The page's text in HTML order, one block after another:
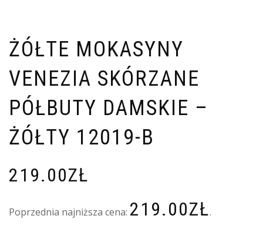
ŻÓŁTE MOKASYNY
VENEZIA SKÓRZANE
PÓŁBUTY DAMSKIE –
ŻÓŁTY 12019-B
219.00ZŁ
Poprzednia najniższa cena: 219.00ZŁ.